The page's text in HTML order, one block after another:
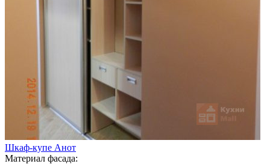
Шкаф-купе Анот
Материал фасада: